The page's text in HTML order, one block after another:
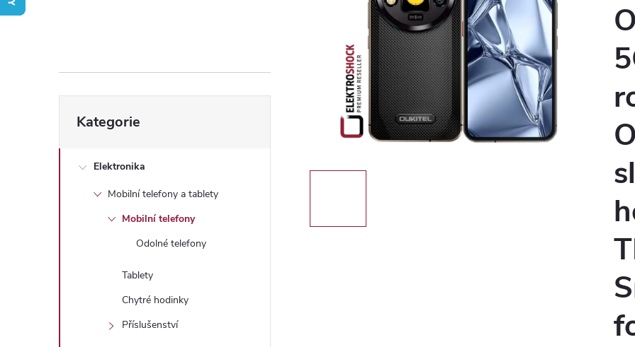
r
n
kategorie
Kategorie
Elektronika
Mobilní telefony a tablety
Mobilní telefony
Odolné telefony
Tablety
Chytré hodinky
Příslušenství